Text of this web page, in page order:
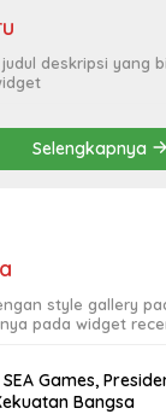
deskripsi yang
Selengkapnya
style gallery
pada widget
Games,
Bangsa